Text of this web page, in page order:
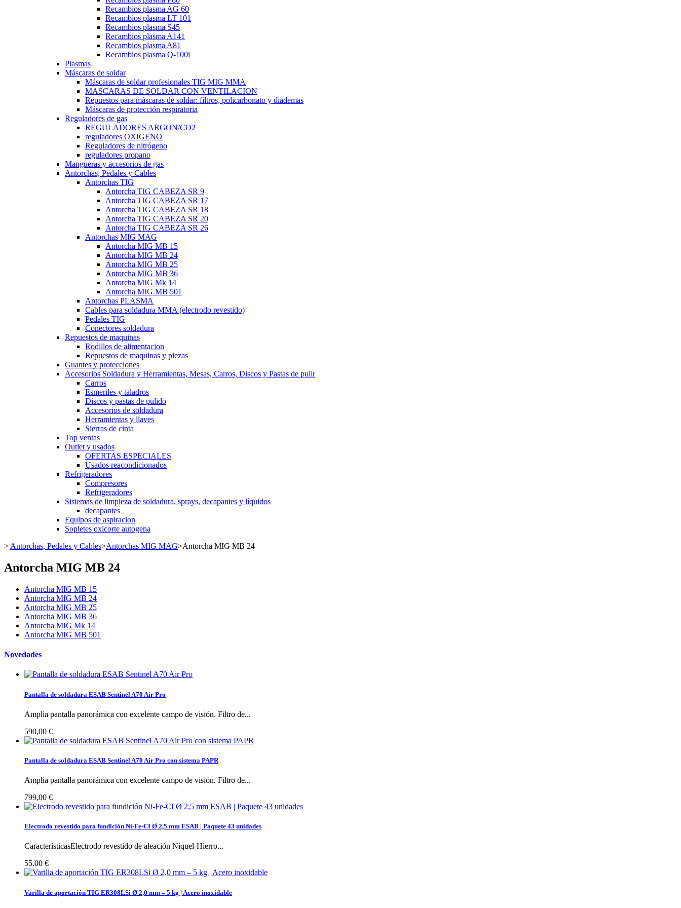
Recambios plasma AG 60
Recambios plasma LT 101
Recambios plasma S45
Recambios plasma A141
Recambios plasma A81
Recambios plasma Q-100i
Plasmas
Máscaras de soldar
Máscaras de soldar profesionales TIG MIG MMA
MASCARAS DE SOLDAR CON VENTILACION
Repuestos para máscaras de soldar: filtros, policarbonato y diademas
Máscaras de protección respiratoria
Reguladores de gas
REGULADORES ARGON/CO2
reguladores OXIGENO
Reguladores de nitrógeno
reguladores propano
Mangueras y accesorios de gas
Antorchas, Pedales y Cables
Antorchas TIG
Antorcha TIG CABEZA SR 9
Antorcha TIG CABEZA SR 17
Antorcha TIG CABEZA SR 18
Antorcha TIG CABEZA SR 20
Antorcha TIG CABEZA SR 26
Antorchas MIG MAG
Antorcha MIG MB 15
Antorcha MIG MB 24
Antorcha MIG MB 25
Antorcha MIG MB 36
Antorcha MIG Mk 14
Antorcha MIG MB 501
Antorchas PLASMA
Cables para soldadura MMA (electrodo revestido)
Pedales TIG
Conectores soldadura
Repuestos de maquinas
Rodillos de alimentacion
Repuestos de maquinas y piezas
Guantes y protecciones
Accesorios Soldadura y Herramientas, Mesas, Carros, Discos y Pastas de pulir
Carros
Esmeriles y taladros
Discos y pastas de pulido
Accesorios de soldadura
Herramientas y llaves
Sierras de cinta
Top ventas
Outlet y usados
OFERTAS ESPECIALES
Usados reacondicionados
Refrigeradores
Compresores
Refrigeradores
Sistemas de limpieza de soldadura, sprays, decapantes y líquidos
decapantes
Equipos de aspiracion
Sopletes oxicorte autogena
> Antorchas, Pedales y Cables>Antorchas MIG MAG>Antorcha MIG MB 24
Antorcha MIG MB 24
Antorcha MIG MB 15
Antorcha MIG MB 24
Antorcha MIG MB 25
Antorcha MIG MB 36
Antorcha MIG Mk 14
Antorcha MIG MB 501
Novedades
Pantalla de soldadura ESAB Sentinel A70 Air Pro
Amplia pantalla panorámica con excelente campo de visión. Filtro de...
590,00 €
Pantalla de soldadura ESAB Sentinel A70 Air Pro con sistema PAPR
Amplia pantalla panorámica con excelente campo de visión. Filtro de...
799,00 €
Electrodo revestido para fundición Ni-Fe-CI Ø 2,5 mm ESAB | Paquete 43 unidades
CaracterísticasElectrodo revestido de aleación Níquel-Hierro...
55,00 €
Varilla de aportación TIG ER308LSi Ø 2,0 mm – 5 kg | Acero inoxidable